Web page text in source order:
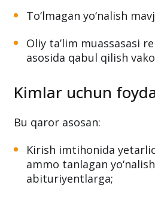
OTMda talab etiladigan
To‘lmagan yo‘nalish
Oliy ta’lim muassasasi
asosida qabul qilish
Kimlar uchun
Bu qaror asosan: